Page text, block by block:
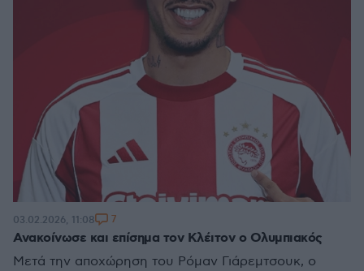
Ανακοίνωσε και επίσημα τον Κλέιτον ο Ολυμπιακός
Μετά την αποχώρηση του Ρόμαν Γιάρεμτσουκ, ο
03.02.2026, 11:08 7